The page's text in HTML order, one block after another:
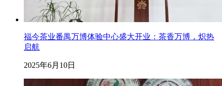
福今茶业番禺万博体验中心盛大开业：茶香万博，炽热
启航
2025年6月10日